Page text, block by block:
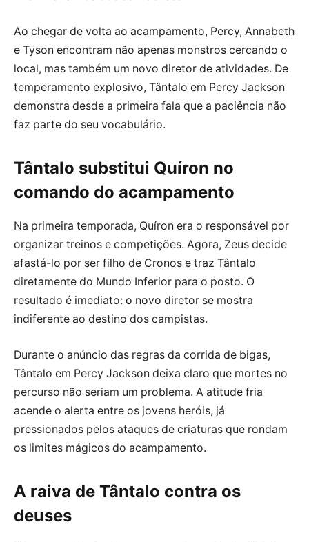
Ao chegar de volta ao acampamento, Percy, Annabeth
e Tyson encontram não apenas monstros cercando o
local, mas também um novo diretor de atividades. De
temperamento explosivo, Tântalo em Percy Jackson
demonstra desde a primeira fala que a paciência não
faz parte do seu vocabulário.
Tântalo substitui Quíron no
comando do acampamento
Na primeira temporada, Quíron era o responsável por
organizar treinos e competições. Agora, Zeus decide
afastá-lo por ser filho de Cronos e traz Tântalo
diretamente do Mundo Inferior para o posto. O
resultado é imediato: o novo diretor se mostra
indiferente ao destino dos campistas.
Durante o anúncio das regras da corrida de bigas,
Tântalo em Percy Jackson deixa claro que mortes no
percurso não seriam um problema. A atitude fria
acende o alerta entre os jovens heróis, já
pressionados pelos ataques de criaturas que rondam
os limites mágicos do acampamento.
A raiva de Tântalo contra os
deuses